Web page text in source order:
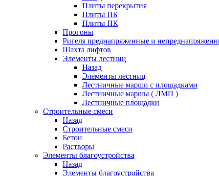
Плиты перекрытия
Плиты ПБ
Плиты ПК
Прогоны
Ригеля преднапряженные и
Шахта лифтов
Элементы лестниц
Назад
Элементы лестниц
Лестничные марши с площадками
Лестничные маршы ( ЛМП )
Лестничные площадки
Строительные смеси
Назад
Строительные смеси
Бетон
Растворы
Элементы благоустройства
Назад
Элементы благоустройства